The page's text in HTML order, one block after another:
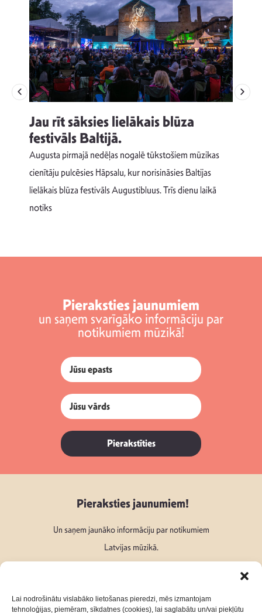
Lai nodrošinātu vislabāko lietošanas pieredzi, mēs izmantojam
tehnoloģijas, piemēram, sīkdatnes (cookies), lai saglabātu un/vai piekļūtu
Jau rīt sāksies lielākais blūza
festivāls Baltijā.
Augusta pirmajā nedēļas nogalē tūkstošiem mūzikas
cienītāju pulcēsies Hāpsalu, kur norisināsies Baltijas
lielākais blūza festivāls Augustibluus. Trīs dienu laikā
notiks
Pieraksties jaunumiem
un saņem svarīgāko informāciju par
notikumiem mūzikā!
Pierakstīties
Pieraksties jaunumiem!
Un saņem jaunāko informāciju par notikumiem
Latvijas mūzikā.